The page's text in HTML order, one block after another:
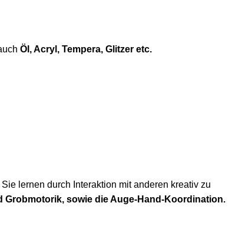
Öl, Acryl, Tempera, Glitzer etc.
lernen durch Interaktion mit anderen kreativ zu
sowie die Auge-Hand-Koordination.